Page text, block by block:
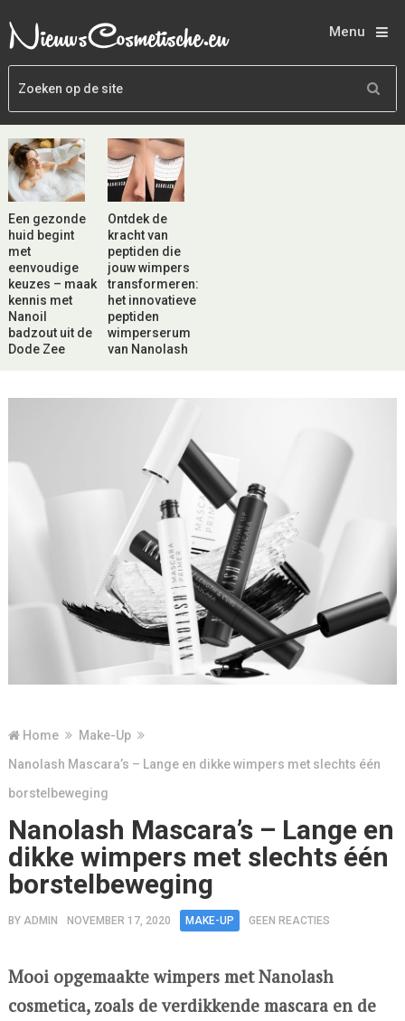
Menu
Een gezonde
huid begint
met
eenvoudige
keuzes – maak
kennis met
Nanoil
badzout uit de
Dode Zee
Ontdek de
kracht van
peptiden die
jouw wimpers
transformeren:
het innovatieve
peptiden
wimperserum
van Nanolash
Home
Make-Up
Nanolash Mascara’s – Lange en dikke wimpers met slechts één
borstelbeweging
Nanolash Mascara’s – Lange en
dikke wimpers met slechts één
borstelbeweging
BY ADMIN NOVEMBER 17, 2020 MAKE-UP GEEN REACTIES
Mooi opgemaakte wimpers met Nanolash
cosmetica, zoals de verdikkende mascara en de